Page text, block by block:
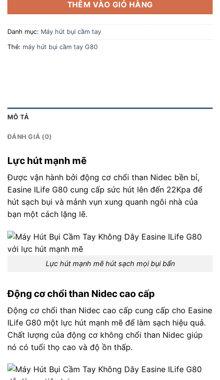
THÊM VÀO GIỎ HÀNG
Danh mục: Máy hút bụi cầm tay
Thẻ: máy hút bụi cầm tay G80
MÔ TẢ
ĐÁNH GIÁ (0)
Lực hút mạnh mẽ
Được vận hành bởi động cơ chổi than Nidec bền bỉ,
Easine ILife G80 cung cấp sức hút lên đến 22Kpa để
hút sạch bụi và mảnh vụn xung quanh ngôi nhà của
bạn một cách lặng lẽ.
Lực hút mạnh mẽ hút sạch mọi bụi bẩn
Động cơ chổi than Nidec cao cấp
Động cơ chổi than Nidec cao cấp cung cấp cho Easine
ILife G80 một lực hút mạnh mẽ để làm sạch hiệu quả.
Chất lượng của động cơ không chổi than Nidec giúp
nó có tuổi thọ cao và độ ồn thấp.